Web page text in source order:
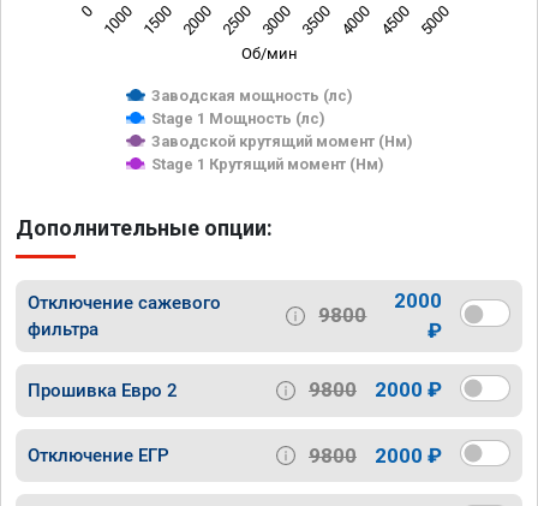
Об/мин
Заводская мощность (лс)
Stage 1 Мощность (лс)
Заводской крутящий момент (Нм)
Stage 1 Крутящий момент (Нм)
0 1000 1500 2000 2500 3000 3500 4000 4500 5000
Дополнительные опции:
Отключение сажевого
фильтра
9800
2000
₽
Прошивка Евро 2 9800 2000 ₽
Отключение ЕГР 9800 2000 ₽